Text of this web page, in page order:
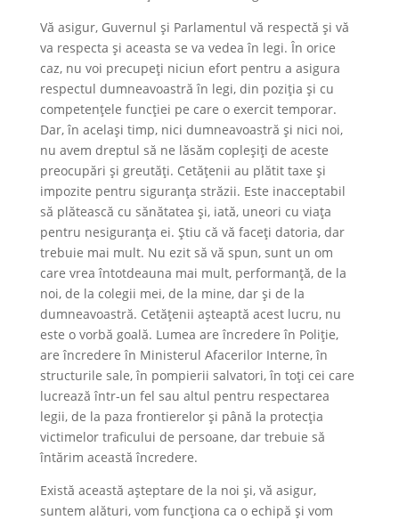
Vă asigur, Guvernul și Parlamentul vă respectă și vă
va respecta și aceasta se va vedea în legi. În orice
caz, nu voi precupeți niciun efort pentru a asigura
respectul dumneavoastră în legi, din poziția și cu
competențele funcției pe care o exercit temporar.
Dar, în același timp, nici dumneavoastră și nici noi,
nu avem dreptul să ne lăsăm copleșiți de aceste
preocupări și greutăți. Cetățenii au plătit taxe și
impozite pentru siguranța străzii. Este inacceptabil
să plătească cu sănătatea și, iată, uneori cu viața
pentru nesiguranța ei. Știu că vă faceți datoria, dar
trebuie mai mult. Nu ezit să vă spun, sunt un om
care vrea întotdeauna mai mult, performanță, de la
noi, de la colegii mei, de la mine, dar și de la
dumneavoastră. Cetățenii așteaptă acest lucru, nu
este o vorbă goală. Lumea are încredere în Poliție,
are încredere în Ministerul Afacerilor Interne, în
structurile sale, în pompierii salvatori, în toți cei care
lucrează într-un fel sau altul pentru respectarea
legii, de la paza frontierelor și până la protecția
victimelor traficului de persoane, dar trebuie să
întărim această încredere.
Există această așteptare de la noi și, vă asigur,
suntem alături, vom funcționa ca o echipă și vom